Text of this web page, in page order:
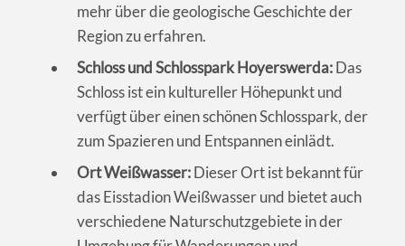
mehr über die geologische Geschichte der
Region zu erfahren.
Schloss und Schlosspark Hoyerswerda:Das
Schloss ist ein kultureller Höhepunkt und
verfügt über einen schönen Schlosspark, der
zum Spazieren und Entspannen einlädt.
Ort Weißwasser:Dieser Ort ist bekannt für
das Eisstadion Weißwasser und bietet auch
verschiedene Naturschutzgebiete in der